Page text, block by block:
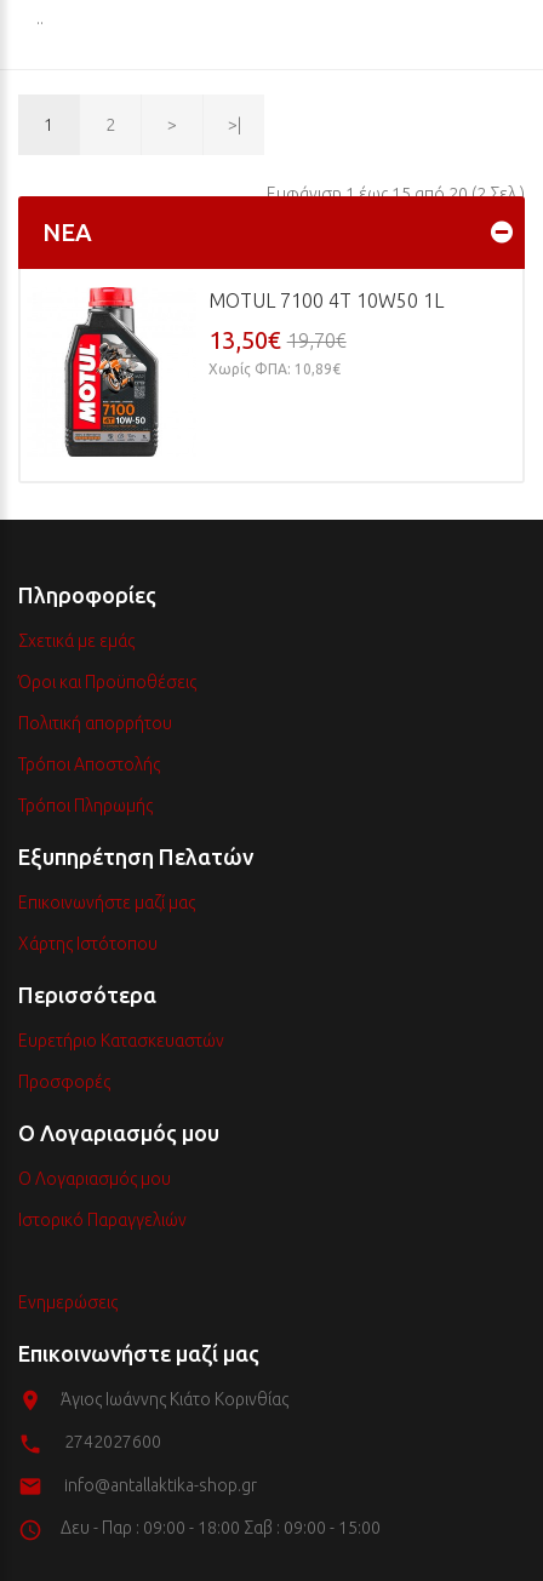
..
1 2 > >|
Εμφάνιση 1 έως 15 από 20 (2 Σελ.)
ΝΈΑ
MOTUL 7100 4T 10W50 1L
13,50€ 19,70€
Χωρίς ΦΠΑ: 10,89€
Πληροφορίες
Σχετικά με εμάς
Όροι και Προϋποθέσεις
Πολιτική απορρήτου
Τρόποι Αποστολής
Τρόποι Πληρωμής
Εξυπηρέτηση Πελατών
Επικοινωνήστε μαζί μας
Χάρτης Ιστότοπου
Περισσότερα
Ευρετήριο Κατασκευαστών
Προσφορές
Ο Λογαριασμός μου
Ο Λογαριασμός μου
Ιστορικό Παραγγελιών
Ενημερώσεις
Επικοινωνήστε μαζί μας
Άγιος Ιωάννης Κιάτο Κορινθίας
2742027600
info@antallaktika-shop.gr
Δευ - Παρ : 09:00 - 18:00 Σαβ : 09:00 - 15:00